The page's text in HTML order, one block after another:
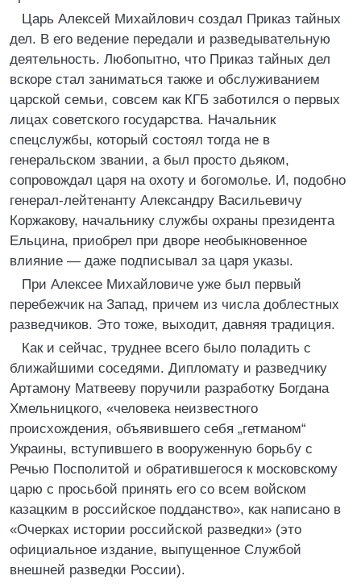
Царь Алексей Михайлович создал Приказ тайных
дел. В его ведение передали и разведывательную
деятельность. Любопытно, что Приказ тайных дел
вскоре стал заниматься также и обслуживанием
царской семьи, совсем как КГБ заботился о первых
лицах советского государства. Начальник
спецслужбы, который состоял тогда не в
генеральском звании, а был просто дьяком,
сопровождал царя на охоту и богомолье. И, подобно
генерал-лейтенанту Александру Васильевичу
Коржакову, начальнику службы охраны президента
Ельцина, приобрел при дворе необыкновенное
влияние — даже подписывал за царя указы.
При Алексее Михайловиче уже был первый
перебежчик на Запад, причем из числа доблестных
разведчиков. Это тоже, выходит, давняя традиция.
Как и сейчас, труднее всего было поладить с
ближайшими соседями. Дипломату и разведчику
Артамону Матвееву поручили разработку Богдана
Хмельницкого, «человека неизвестного
происхождения, объявившего себя „гетманом“
Украины, вступившего в вооруженную борьбу с
Речью Посполитой и обратившегося к московскому
царю с просьбой принять его со всем войском
казацким в российское подданство», как написано в
«Очерках истории российской разведки» (это
официальное издание, выпущенное Службой
внешней разведки России).